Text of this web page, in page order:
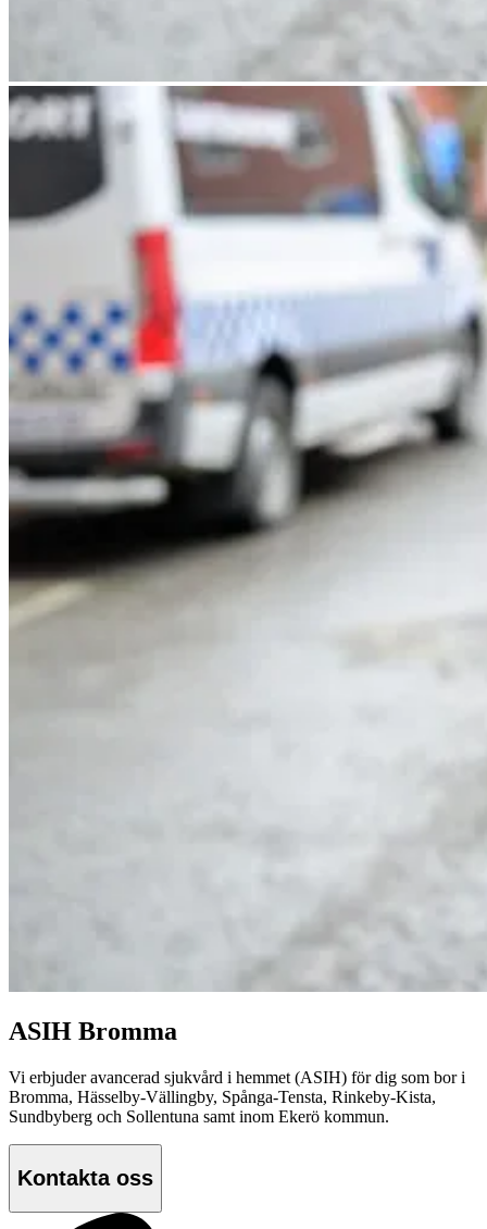
ASIH Bromma
Vi erbjuder avancerad sjukvård i hemmet (ASIH) för dig som bor i
Bromma, Hässelby-Vällingby, Spånga-Tensta, Rinkeby-Kista,
Sundbyberg och Sollentuna samt inom Ekerö kommun.
Kontakta oss